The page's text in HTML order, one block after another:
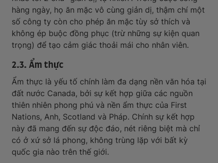
hàng ngày, họ ăn mặc vô cùng giản dị, thậm chí một
số công ty còn cho phép ăn mặc tùy sở thích và
không ép buộc đồng phục (trừ những sự kiện quan
trọng) để tạo cảm giác thoải mái cho nhân viên.
2.3. Ẩm thực
Ẩm thực là yếu tố chính làm đa dạng nền văn hóa tại
đất nước Canada, bởi sự kết hợp giữa các nguồn
thiên nhiên phong phú và nền ẩm thực của First
Nations, Anh, Scotland và Pháp. Chính sự kết hợp
này đã mang đến sự độc đáo, nét riêng biệt mà chỉ
có ở xứ sở lá phong, không trùng lặp với bất kỳ
quốc gia nào trên thế giới.